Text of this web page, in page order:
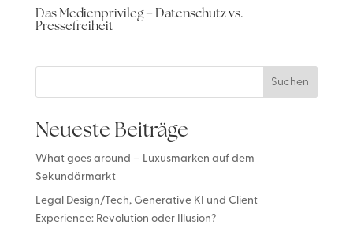
Das Medienprivileg – Datenschutz vs.
Pressefreiheit
Suchen
Neueste Beiträge
What goes around – Luxusmarken auf dem
Sekundärmarkt
Legal Design/Tech, Generative KI und Client
Experience: Revolution oder Illusion?